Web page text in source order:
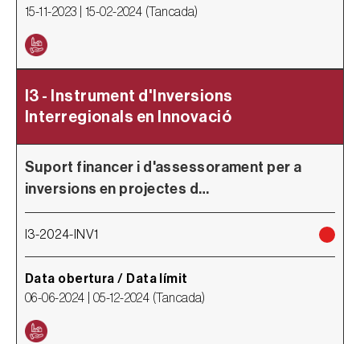
15-11-2023 | 15-02-2024 ( Tancada)
I3 - Instrument d'Inversions
Interregionals en Innovació
Suport financer i d'assessorament per a
inversions en projectes d…
I3-2024-INV1
Data obertura / Data límit
06-06-2024 | 05-12-2024 ( Tancada)